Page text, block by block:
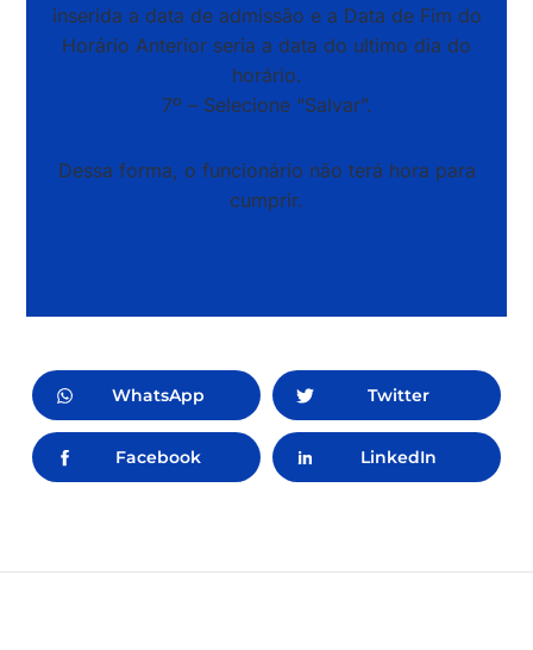
inserida a data de admissão e a Data de Fim do
Horário Anterior seria a data do ultimo dia do
horário.
7º – Selecione “Salvar”.
Dessa forma, o funcionário não terá hora para
cumprir.
WhatsApp Twitter
Facebook LinkedIn